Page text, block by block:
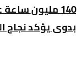
140 مليون
بدوى يؤكد نجاح